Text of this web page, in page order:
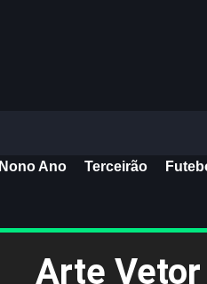
Nono Ano Terceirão
Arte